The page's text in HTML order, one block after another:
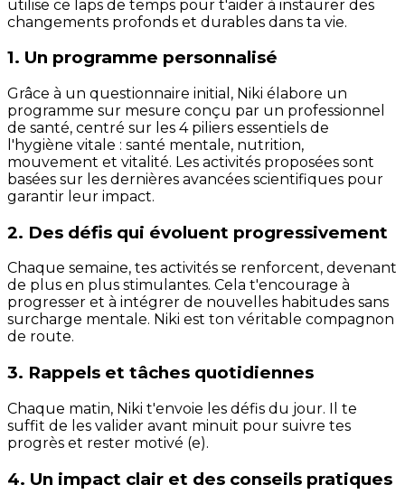
utilise ce laps de temps pour t'aider à instaurer des
changements profonds et durables dans ta vie.
1. Un programme personnalisé
Grâce à un questionnaire initial, Niki élabore un
programme sur mesure conçu par un professionnel
de santé, centré sur les 4 piliers essentiels de
l'hygiène vitale : santé mentale, nutrition,
mouvement et vitalité. Les activités proposées sont
basées sur les dernières avancées scientifiques pour
garantir leur impact.
2. Des défis qui évoluent progressivement
Chaque semaine, tes activités se renforcent, devenant
de plus en plus stimulantes. Cela t'encourage à
progresser et à intégrer de nouvelles habitudes sans
surcharge mentale. Niki est ton véritable compagnon
de route.
3. Rappels et tâches quotidiennes
Chaque matin, Niki t'envoie les défis du jour. Il te
suffit de les valider avant minuit pour suivre tes
progrès et rester motivé (e).
4. Un impact clair et des conseils pratiques